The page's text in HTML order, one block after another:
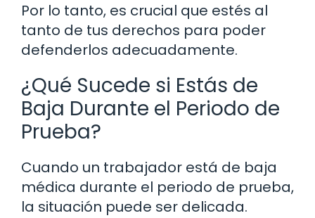
Por lo tanto, es crucial que estés al
tanto de tus derechos para poder
defenderlos adecuadamente.
¿Qué Sucede si Estás de
Baja Durante el Periodo de
Prueba?
Cuando un trabajador está de baja
médica durante el periodo de prueba,
la situación puede ser delicada.